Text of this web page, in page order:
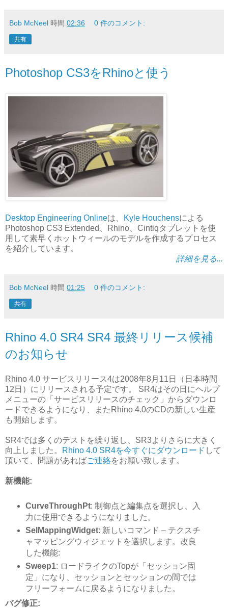
Bob McNeel 時間 02:36 0 件のコメント:
共有
Photoshop CS3をRhinoと使う
Desktop Engineering Onlineは、 Kyle Houchensによる
Photoshop CS3 Extended、Rhino、Cintiqタブレットを使
用して素早くホットウィールのモデルを作成するプロセス
を紹介しています。
詳細を見る...
Bob McNeel 時間 01:25 0 件のコメント:
共有
Rhino 4.0 SR4 SR4 最終リリース候補
のお知らせ
Rhino 4.0 サービスリリース4は2008年8月11日（日本時間
12日）にリリースされる予定です。 SR4はその日にヘルプ
メニューの「サービスリリースのチェック」からダウンロ
ードできるようになり、またRhino 4.0のCDの新しい生産
も開始します。
SR4では多くのテストを繰り返し、SR3よりさらに大きく
向上しました。
Rhino 4.0 SR4を今すぐにダウンロード して
頂いて、問題があればご連絡をお願い致します。
新機能:
CurveThroughPt: 制御点と編集点を選択し、入
力に使用できるようになりました。
SelMappingWidget: 新しいコマンド – テクスチ
ャマッピングウィジェットを選択します。改良
した機能:
Sweep1: ロードライクのTopが「セッション固
定」になり、セッションとセッションの間では
フリーフォームに戻るようになりました。
バグ修正: